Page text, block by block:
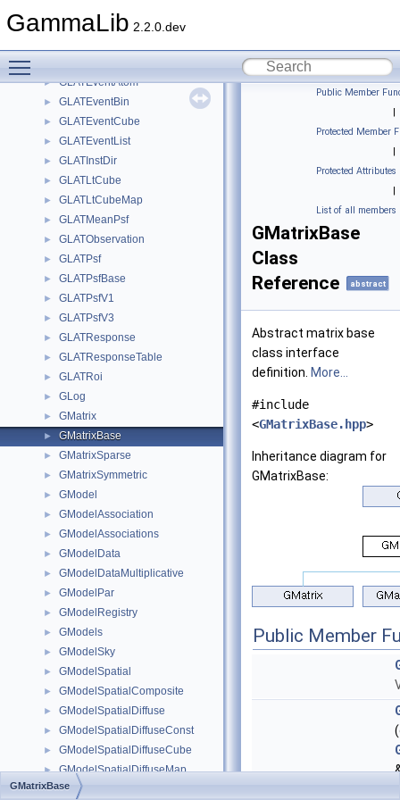
GammaLib 2.2.0.dev
► GLATAeff
► GLATEventAtom
► GLATEventBin
► GLATEventCube
► GLATEventList
► GLATInstDir
► GLATLtCube
► GLATLtCubeMap
► GLATMeanPsf
► GLATObservation
► GLATPsf
► GLATPsfBase
► GLATPsfV1
► GLATPsfV3
► GLATResponse
► GLATResponseTable
► GLATRoi
► GLog
► GMatrix
► GMatrixBase
► GMatrixSparse
► GMatrixSymmetric
► GModel
► GModelAssociation
► GModelAssociations
► GModelData
► GModelDataMultiplicative
► GModelPar
► GModelRegistry
► GModels
► GModelSky
► GModelSpatial
► GModelSpatialComposite
► GModelSpatialDiffuse
► GModelSpatialDiffuseConst
► GModelSpatialDiffuseCube
► GModelSpatialDiffuseMap
► GModelSpatialElliptical
Public Member
|
Protected Member
|
Protected Attributes
|
List of all members
GMatrixBase
Class
Reference
abstract
Abstract matrix base
class interface
definition. More...
#include
<GMatrixBase.hpp>
Inheritance diagram for
GMatrixBase:
Public Member
GMatrixBase